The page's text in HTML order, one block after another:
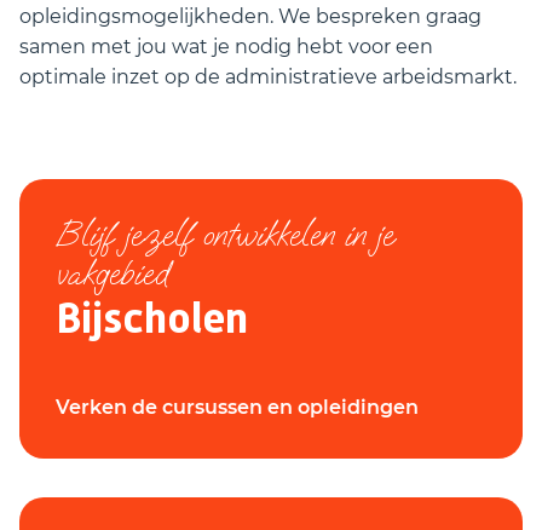
opleidingsmogelijkheden. We bespreken graag
samen met jou wat je nodig hebt voor een
optimale inzet op de administratieve arbeidsmarkt.
Blijf jezelf ontwikkelen in je
vakgebied
Bijscholen
Verken de cursussen en opleidingen